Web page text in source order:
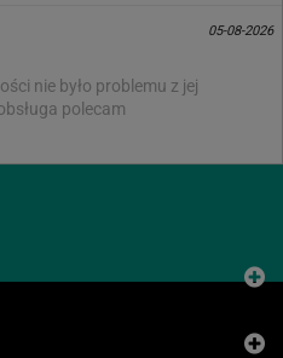
05-08-2026
nie było problemu z jej
polecam